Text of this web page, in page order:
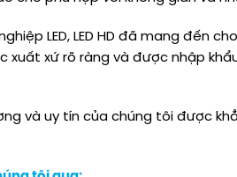
LED, LED HD đã mang đến
xuất xứ rõ ràng và được nhập
và uy tín của chúng tôi được